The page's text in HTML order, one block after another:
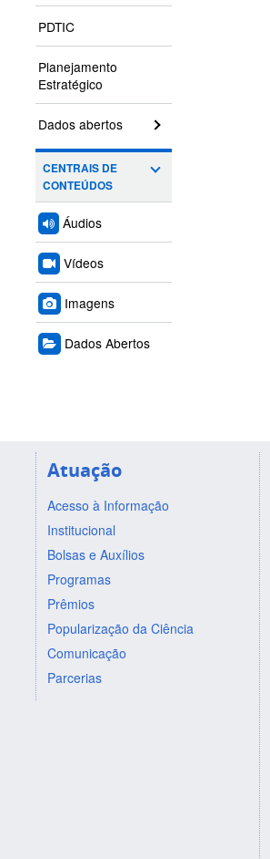
PDTIC
Planejamento
Estratégico
Dados abertos
CENTRAIS DE
CONTEÚDOS
Áudios
Vídeos
Imagens
Dados Abertos
Atuação
Acesso à Informação
Institucional
Bolsas e Auxílios
Programas
Prêmios
Popularização da Ciência
Comunicação
Parcerias